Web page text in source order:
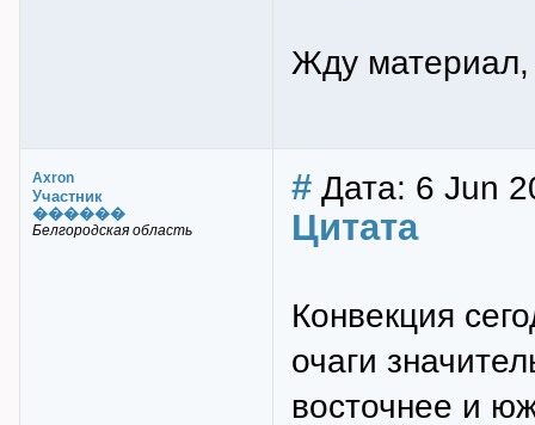
Жду материал,
Axron
Участник
������
Белгородская область
# Дата: 6 Jun
Цитата
Конвекция
очаги
восточнее и